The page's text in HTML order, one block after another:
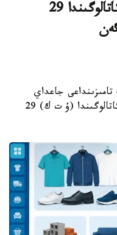
قازاقستاننىڭ ۇلتتىق تاۋارلار كاتالوگىندا 29
- 2026 -جىلدىڭ تامىزىنداعى جاعداي
بويىنشا قازاقستاننىڭ ۇلتتىق تاۋارلار كاتالوگىندا (ۇ ت ك) 29